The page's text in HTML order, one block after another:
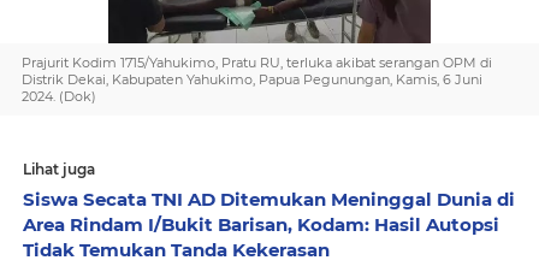
Prajurit Kodim 1715/Yahukimo, Pratu RU, terluka akibat serangan OPM di
Distrik Dekai, Kabupaten Yahukimo, Papua Pegunungan, Kamis, 6 Juni
2024. (Dok)
Lihat juga
Siswa Secata TNI AD Ditemukan Meninggal Dunia di
Area Rindam I/Bukit Barisan, Kodam: Hasil Autopsi
Tidak Temukan Tanda Kekerasan